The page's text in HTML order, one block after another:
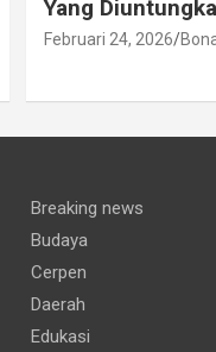
Yang
Februari 24, 2026
Breaking news
Budaya
Cerpen
Daerah
Edukasi